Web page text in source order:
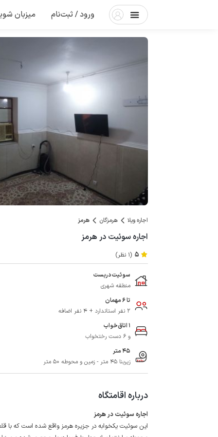
ورود / ثبت‌نام میزبان
اجاره ویلا هرمزگان هرمز
اجاره سوئیت در هرمز
5 (1 نظر)
سوئیت دربست
منطقه شهری
تا 6 مهمان
2 نفر استاندارد + 4 نفر اضافه
1 اتاق‌خواب
و 6 دست رختخواب
45 متر
زیربنا 45 متر - زمین و محوطه 50 متر
درباره اقامتگاه
اجاره سوئیت در هرمز
این سوئیت یکخوابه در جزیره هرمز واقع شده است که با